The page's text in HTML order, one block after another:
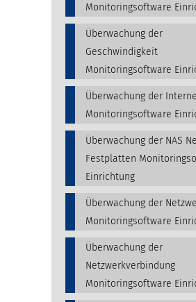
Monitoringsoftware
Überwachung der
Geschwindigkeit
Monitoringsoftware
Überwachung der
Monitoringsoftware
Überwachung der NAS
Festplatten
Einrichtung
Überwachung der
Monitoringsoftware
Überwachung der
Netzwerkverbindung
Monitoringsoftware